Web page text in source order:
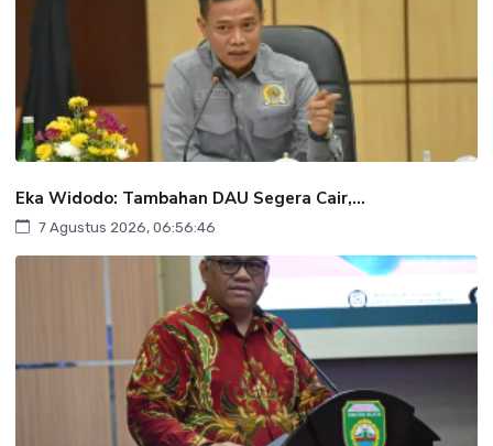
Eka Widodo: Tambahan DAU Segera Cair,...
7 Agustus 2026, 06:56:46